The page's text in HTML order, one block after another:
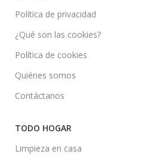
Política de privacidad
¿Qué son las cookies?
Política de cookies
Quiénes somos
Contáctanos
TODO HOGAR
Limpieza en casa